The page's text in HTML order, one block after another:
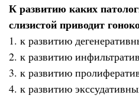
К развитию каких
слизистой приводит
1. к развитию
2. к развитию
3. к развитию
4. к развитию